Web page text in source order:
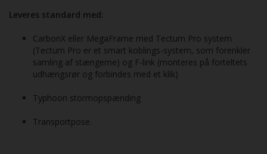
Leveres standard med:
CarbonX eller MegaFrame med Tectum Pro system
(Tectum Pro er et smart koblings-system, som forenkler
samling af stængerne) og F-link (monteres på forteltets
udhængsrør og forbindes med et klik)
Typhoon storm­opspænding
Transportpose.